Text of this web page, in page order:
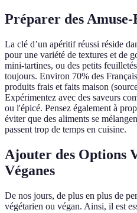
Préparer des
La clé d’un apéritif réussi réside
pour une variété de textures et de
mini-tartines, ou des petits
toujours. Environ 70% des
produits frais et faits maison
Expérimentez avec des saveurs
ou l'épicé. Pensez également à
éviter que des aliments se
passent trop de temps en cuisine.
Ajouter des Options
Véganes
De nos jours, de plus en plus de
végétarien ou végan. Ainsi, il est